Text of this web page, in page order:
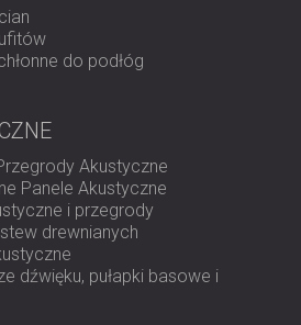
I PANELE
RESTAURACJI I
HOTELI
I PANELE
HAL I TEATRÓW
I
POWIERZCHNI
W OBIEKTACH
(ZA)
do podłóg
Akustyczne
Panele Akustyczne
i przegrody
drewnianych
dźwięku, pułapki basowe i